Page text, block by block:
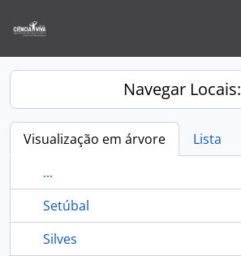
Navegar Locais:
Visualização em árvore Lista
...
Setúbal
Silves